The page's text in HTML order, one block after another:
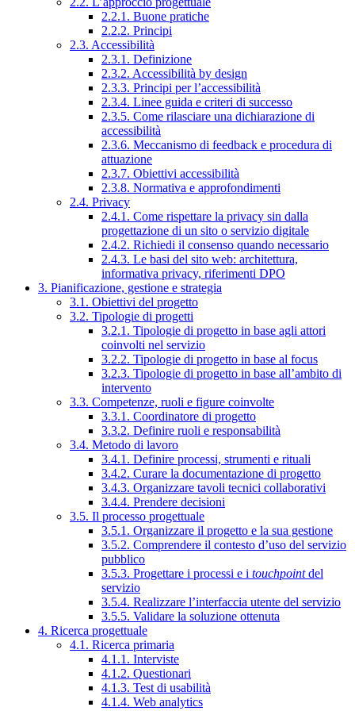
2.2.1. Buone pratiche
2.2.2. Principi
2.3. Accessibilità
2.3.1. Definizione
2.3.2. Accessibilità by design
2.3.3. Principi per l’accessibilità
2.3.4. Linee guida e criteri di successo
2.3.5. Come rilasciare una dichiarazione di
accessibilità
2.3.6. Meccanismo di feedback e procedura di
attuazione
2.3.7. Obiettivi accessibilità
2.3.8. Normativa e approfondimenti
2.4. Privacy
2.4.1. Come rispettare la privacy sin dalla
progettazione di un sito o servizio digitale
2.4.2. Richiedi il consenso quando necessario
2.4.3. Le basi del sito web: architettura,
informativa privacy, riferimenti DPO
3. Pianificazione, gestione e strategia
3.1. Obiettivi del progetto
3.2. Tipologie di progetti
3.2.1. Tipologie di progetto in base agli attori
coinvolti nel servizio
3.2.2. Tipologie di progetto in base al focus
3.2.3. Tipologie di progetto in base all’ambito di
intervento
3.3. Competenze, ruoli e figure coinvolte
3.3.1. Coordinatore di progetto
3.3.2. Definire ruoli e responsabilità
3.4. Metodo di lavoro
3.4.1. Definire processi, strumenti e rituali
3.4.2. Curare la documentazione di progetto
3.4.3. Organizzare tavoli tecnici collaborativi
3.4.4. Prendere decisioni
3.5. Il processo progettuale
3.5.1. Organizzare il progetto e la sua gestione
3.5.2. Comprendere il contesto d’uso del servizio
pubblico
3.5.3. Progettare i processi e i touchpointdel
servizio
3.5.4. Realizzare l’interfaccia utente del servizio
3.5.5. Validare la soluzione ottenuta
4. Ricerca progettuale
4.1. Ricerca primaria
4.1.1. Interviste
4.1.2. Questionari
4.1.3. Test di usabilità
4.1.4. Web analytics